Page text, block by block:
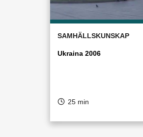
SAMHÄLLSKUNSKAP
Ukraina 2006
25 min